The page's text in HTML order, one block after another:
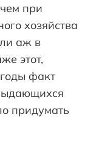
при
хозяйства
аж в
этот,
факт
придумать